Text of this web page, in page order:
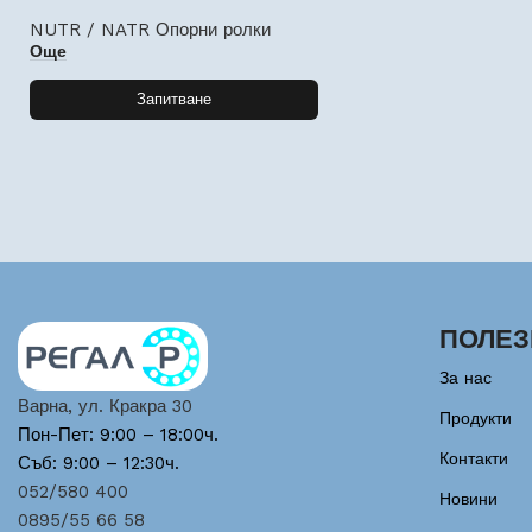
NUTR / NATR Опорни ролки
Още
Запитване
Варна, ул. Кракра 30
Пон-Пет: 9:00 – 18:00ч.
Съб: 9:00 – 12:30ч.
052/580 400
0895/55 66 58
За нас
Продукти
Контакти
Новини